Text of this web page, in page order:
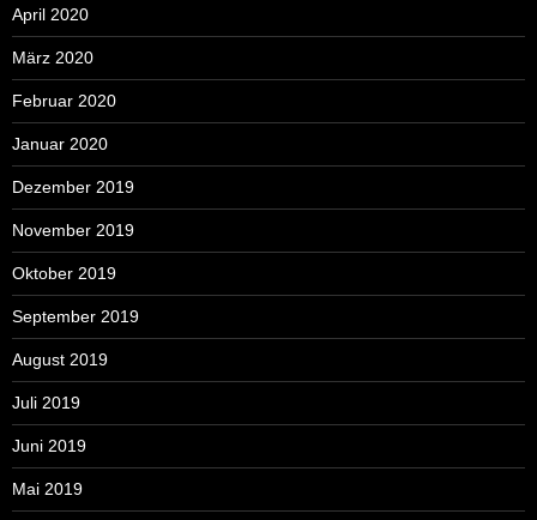
April 2020
März 2020
Februar 2020
Januar 2020
Dezember 2019
November 2019
Oktober 2019
September 2019
August 2019
Juli 2019
Juni 2019
Mai 2019